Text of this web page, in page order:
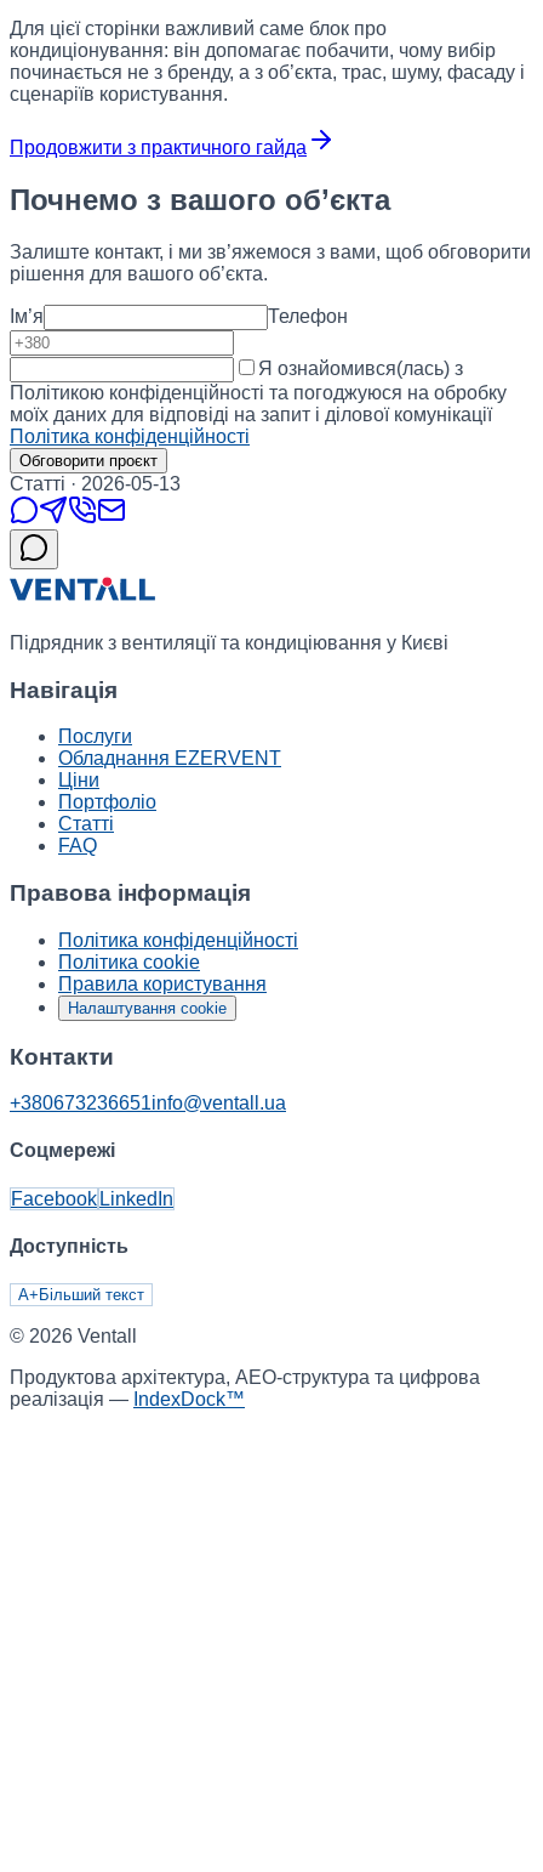
Для цієї сторінки важливий саме блок про
кондиціонування: він допомагає побачити, чому вибір
починається не з бренду, а з об’єкта, трас, шуму, фасаду і
сценаріїв користування.
Продовжити з практичного гайда
Почнемо з вашого об’єкта
Залиште контакт, і ми зв’яжемося з вами, щоб обговорити
рішення для вашого об’єкта.
Ім’я Телефон
Я ознайомився(лась) з
Політикою конфіденційності та погоджуюся на обробку
моїх даних для відповіді на запит і ділової комунікації
Політика конфіденційності
Обговорити проєкт
Статті · 2026-05-13
Підрядник з вентиляції та кондиціювання у Києві
Навігація
Послуги
Обладнання EZERVENT
Ціни
Портфоліо
Статті
FAQ
Правова інформація
Політика конфіденційності
Політика cookie
Правила користування
Налаштування cookie
Контакти
+380673236651info@ventall.ua
Соцмережі
Facebook LinkedIn
Доступність
A+ Більший текст
© 2026 Ventall
Продуктова архітектура, AEO-структура та цифрова
реалізація — IndexDock™